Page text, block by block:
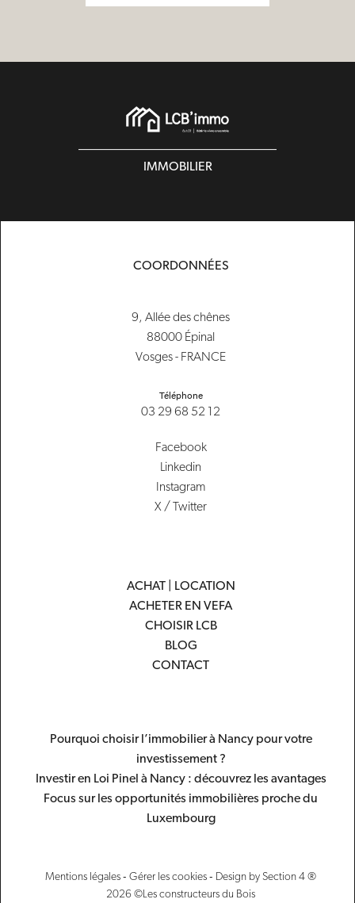
IMMOBILIER
COORDONNÉES
9, Allée des chênes
88000 Épinal
Vosges - FRANCE
Téléphone
03 29 68 52 12
Facebook
Linkedin
Instagram
X / Twitter
ACHAT | LOCATION
ACHETER EN VEFA
CHOISIR LCB
BLOG
CONTACT
Pourquoi choisir l’immobilier à Nancy pour votre
investissement ?
Investir en Loi Pinel à Nancy : découvrez les avantages
Focus sur les opportunités immobilières proche du
Luxembourg
Mentions légales - Gérer les cookies - Design by Section 4 ®
2026 ©Les constructeurs du Bois